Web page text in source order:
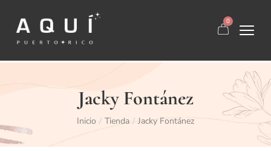
0
Jacky Fontánez
Inicio / Tienda / Jacky Fontánez